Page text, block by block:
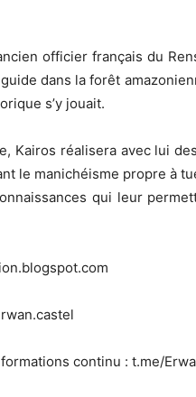
officier français du
dans la forêt
s’y jouait.
Kairos réalisera avec lui
le manichéisme propre à
qui leur
continu : t.me/